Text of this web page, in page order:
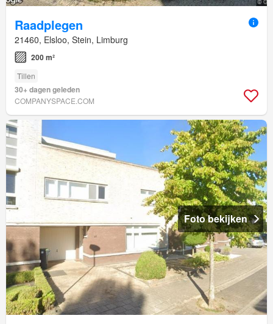
Raadplegen
21460, Elsloo, Stein, Limburg
200 m²
Tillen
30+ dagen geleden
COMPANYSPACE.COM
Foto bekijken